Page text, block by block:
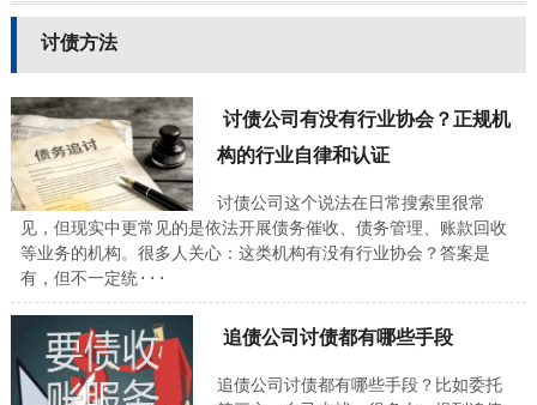
讨债方法
讨债公司有没有行业协会？正规机
构的行业自律和认证
讨债公司这个说法在日常搜索里很常
见，但现实中更常见的是依法开展债务催收、债务管理、账款回收
等业务的机构。很多人关心：这类机构有没有行业协会？答案是
有，但不一定统···
追债公司讨债都有哪些手段
追债公司讨债都有哪些手段？比如委托